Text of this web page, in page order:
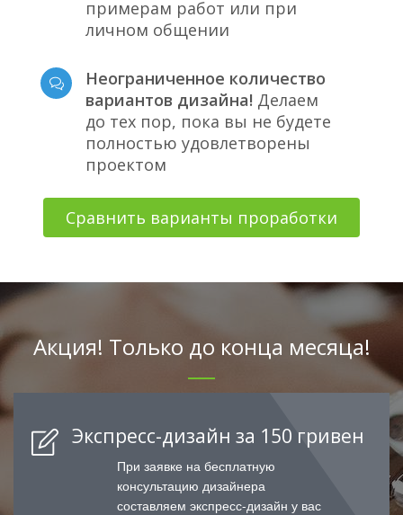
примерам работ или при
личном общении
Неограниченное количество
вариантов дизайна! Делаем
до тех пор, пока вы не будете
полностью удовлетворены
проектом
Сравнить варианты проработки
Акция! Только до конца месяца!
Экспресс-дизайн за 150 гривен
При заявке на бесплатную
консультацию дизайнера
составляем экспресс-дизайн у вас